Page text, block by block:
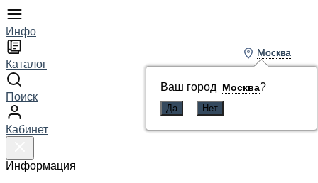
Инфо
Каталог
Поиск
Кабинет
Информация
Москва
Ваш город Москва?
Москва
Ваш город Москва?